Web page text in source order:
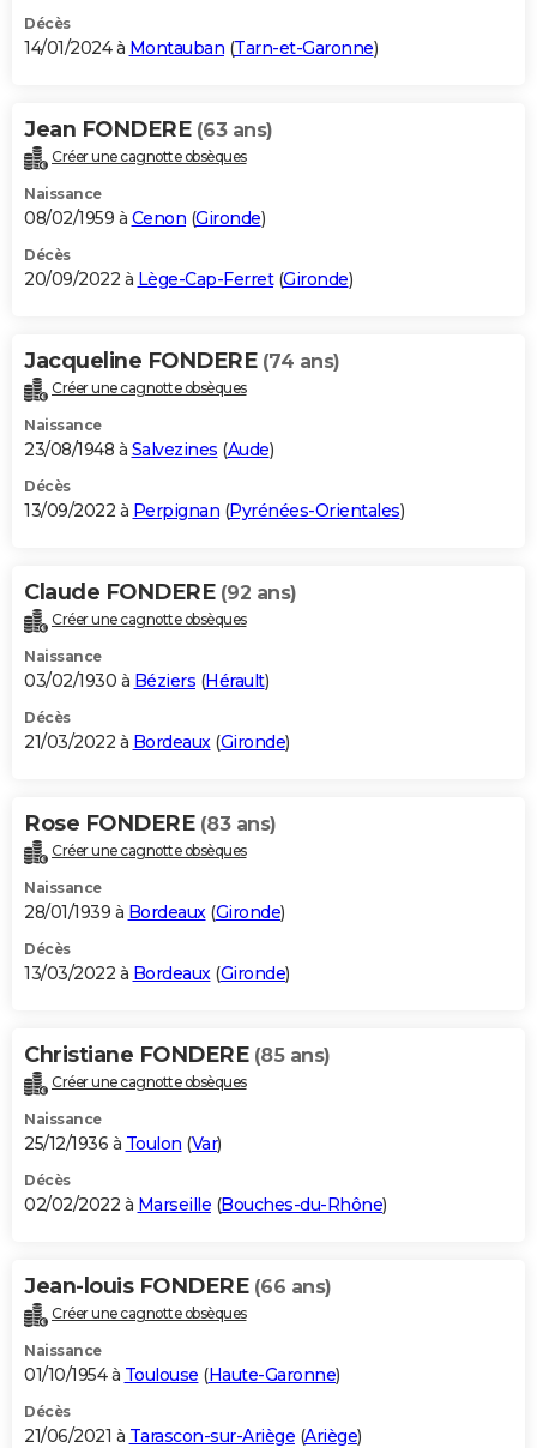
Décès
14/01/2024 à Montauban (Tarn-et-Garonne)
Jean FONDERE (63 ans)
Créer une cagnotte obsèques
Naissance
08/02/1959 à Cenon (Gironde)
Décès
20/09/2022 à Lège-Cap-Ferret(Gironde)
Jacqueline FONDERE (74 ans)
Créer une cagnotte obsèques
Naissance
23/08/1948 à Salvezines (Aude)
Décès
13/09/2022 à Perpignan (Pyrénées-Orientales)
Claude FONDERE (92 ans)
Créer une cagnotte obsèques
Naissance
03/02/1930 à Béziers (Hérault)
Décès
21/03/2022 à Bordeaux(Gironde)
Rose FONDERE (83 ans)
Créer une cagnotte obsèques
Naissance
28/01/1939 à Bordeaux(Gironde)
Décès
13/03/2022 à Bordeaux(Gironde)
Christiane FONDERE (85 ans)
Créer une cagnotte obsèques
Naissance
25/12/1936 à Toulon (Var)
Décès
02/02/2022 à Marseille (Bouches-du-Rhône)
Jean-louis FONDERE (66 ans)
Créer une cagnotte obsèques
Naissance
01/10/1954 à Toulouse (Haute-Garonne)
Décès
21/06/2021 à Tarascon-sur-Ariège (Ariège)